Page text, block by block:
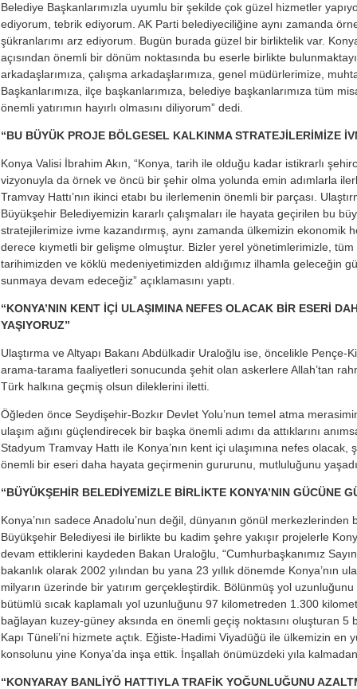
Belediye Başkanlarımızla uyumlu bir şekilde çok güzel hizmetler
ediyorum, tebrik ediyorum. AK Parti belediyeciliğine aynı zamanda
şükranlarımı arz ediyorum. Bugün burada güzel bir birliktelik var.
açısından önemli bir dönüm noktasında bu eserle birlikte
arkadaşlarımıza, çalışma arkadaşlarımıza, genel müdürlerimize,
Başkanlarımıza, ilçe başkanlarımıza, belediye başkanlarımıza tüm
önemli yatırımın hayırlı olmasını diliyorum” dedi.
“BU BÜYÜK PROJE BÖLGESEL KALKINMA STRATEJİLERİMİZE
Konya Valisi İbrahim Akın, “Konya, tarih ile olduğu kadar istikrarlı
vizyonuyla da örnek ve öncü bir şehir olma yolunda emin adımlarla
Tramvay Hattı’nın ikinci etabı bu ilerlemenin önemli bir parçası.
Büyükşehir Belediyemizin kararlı çalışmaları ile hayata geçirilen bu
stratejilerimize ivme kazandırmış, aynı zamanda ülkemizin ekonomik
derece kıymetli bir gelişme olmuştur. Bizler yerel yönetimlerimizle,
tarihimizden ve köklü medeniyetimizden aldığımız ilhamla geleceğin
sunmaya devam edeceğiz” açıklamasını yaptı.
“KONYA’NIN KENT İÇİ ULAŞIMINA NEFES OLACAK BİR ESERİ
YAŞIYORUZ”
Ulaştırma ve Altyapı Bakanı Abdülkadir Uraloğlu ise, öncelikle
arama-tarama faaliyetleri sonucunda şehit olan askerlere Allah’tan
Türk halkına geçmiş olsun dileklerini iletti.
Öğleden önce Seydişehir-Bozkır Devlet Yolu’nun temel atma
ulaşım ağını güçlendirecek bir başka önemli adımı da attıklarını
Stadyum Tramvay Hattı ile Konya’nın kent içi ulaşımına nefes olacak,
önemli bir eseri daha hayata geçirmenin gururunu, mutluluğunu
“BÜYÜKŞEHİR BELEDİYEMİZLE BİRLİKTE KONYA’NIN GÜCÜNE
Konya’nın sadece Anadolu’nun değil, dünyanın gönül
Büyükşehir Belediyesi ile birlikte bu kadim şehre yakışır projelerle
devam ettiklerini kaydeden Bakan Uraloğlu, “Cumhurbaşkanımız
bakanlık olarak 2002 yılından bu yana 23 yıllık dönemde Konya’nın
milyarın üzerinde bir yatırım gerçekleştirdik. Bölünmüş yol
bütümlü sıcak kaplamalı yol uzunluğunu 97 kilometreden 1.300
bağlayan kuzey-güney aksında en önemli geçiş noktasını oluşturan
Kapı Tüneli’ni hizmete açtık. Eğiste-Hadimi Viyadüğü ile ülkemizin en
konsolunu yine Konya’da inşa ettik. İnşallah önümüzdeki yıla
“KONYARAY BANLİYÖ HATTIYLA TRAFİK YOĞUNLUĞUNU